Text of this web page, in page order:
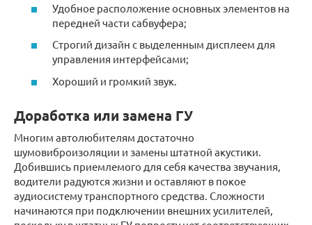
Удобное расположение основных элементов на
передней части сабвуфера;
Строгий дизайн с выделенным дисплеем для
управления интерфейсами;
Хороший и громкий звук.
Доработка или замена ГУ
Многим автолюбителям достаточно
шумовиброизоляции и замены штатной акустики.
Добившись приемлемого для себя качества звучания,
водители радуются жизни и оставляют в покое
аудиосистему транспортного средства. Сложности
начинаются при подключении внешних усилителей,